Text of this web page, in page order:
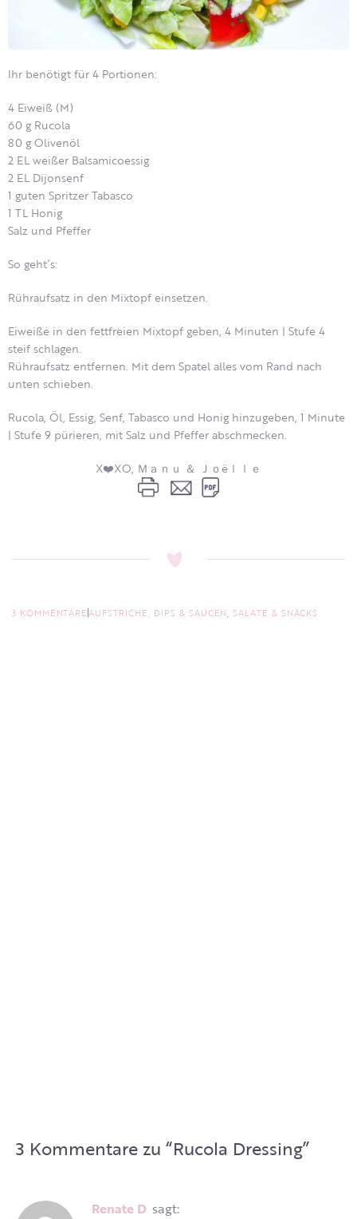
Ihr benötigt für 4 Portionen:
4 Eiweiß (M)
60 g Rucola
80 g Olivenöl
2 EL weißer Balsamicoessig
2 EL Dijonsenf
1 guten Spritzer Tabasco
1 TL Honig
Salz und Pfeffer
So geht´s:
Rühraufsatz in den Mixtopf einsetzen.
Eiweiße in den fettfreien Mixtopf geben, 4 Minuten | Stufe 4
steif schlagen.
Rühraufsatz entfernen. Mit dem Spatel alles vom Rand nach
unten schieben.
Rucola, Öl, Essig, Senf, Tabasco und Honig hinzugeben, 1 Minute
| Stufe 9 pürieren, mit Salz und Pfeffer abschmecken.
X❤️XO, Ｍａｎｕ ＆ Ｊｏëｌｌｅ
3 KOMMENTAREAUFSTRICHE, DIPS & SAUCEN,SALATE & SNACKS
3 Kommentare zu “Rucola Dressing”
Renate D sagt: